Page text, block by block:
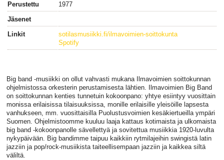
Perustettu
1977
Jäsenet
Linkit
sotilasmusiikki.fi/ilmavoimien-soittokunta
Spotify
Big band -musiikki on ollut vahvasti mukana Ilmavoimien soittokunnan
ohjelmistossa orkesterin perustamisesta lähtien. Ilmavoimien Big Band
on soittokunnan kenties tunnetuin kokoonpano: yhtye esiintyy vuosittain
monissa erilaisissa tilaisuuksissa, monille erilaisille yleisöille lapsesta
vanhukseen, mm. vuosittaisilla Puolustusvoimien kesäkiertueilla ympäri
Suomen. Ohjelmistoomme kuuluu laaja kattaus kotimaista ja ulkomaista
big band -kokoonpanolle sävellettyä ja sovitettua musiikkia 1920-luvulta
nykypäivään. Big bandimme taipuu kaikkiin rytmilajeihin swingistä latin
jazziin ja pop/rock-musiikista taiteellisempaan jazziin ja kaikkea siltä
väliltä.